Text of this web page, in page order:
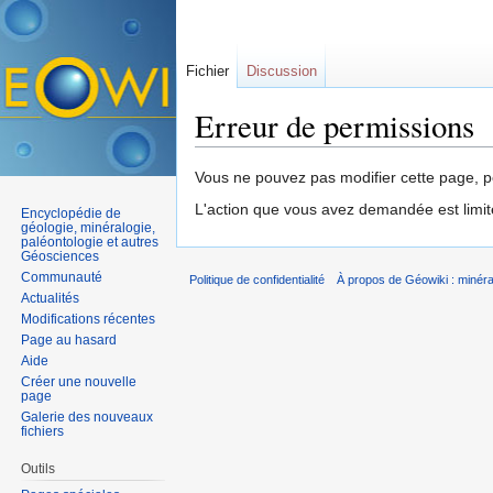
Erreur de permissions
Vous ne pouvez pas modifier cette page,
L'action que vous avez demandée est
Fichier Discussion
Encyclopédie de
géologie, minéralogie,
paléontologie et autres
Géosciences
Communauté
Actualités
Modifications récentes
Page au hasard
Aide
Créer une nouvelle
page
Galerie des nouveaux
fichiers
Outils
Politique de confidentialité À propos de Géowiki :